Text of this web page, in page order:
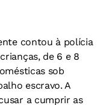
contou à polícia
de 6 e 8
sob
escravo. A
a cumprir as